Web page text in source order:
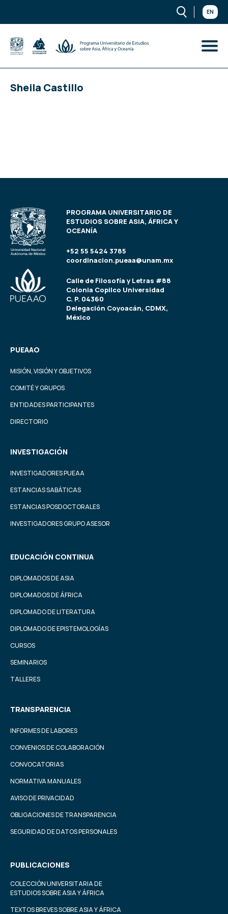
EN
Sheila Castillo
PROGRAMA UNIVERSITARIO DE
ESTUDIOS SOBRE ASIA, ÁFRICA Y
OCEANÍA
+52 55 5424 3785
coordinacion.pueaa@unam.mx
Calle de Filosofía y Letras #88
Colonia Copilco Universidad
C. P. 04360
Delegación Coyoacán, CDMX,
México
PUEAAO
MISIÓN, VISIÓN Y OBJETIVOS
COMITÉ Y GRUPOS
ENTIDADES PARTICIPANTES
DIRECTORIO
INVESTIGACIÓN
INVESTIGADORES PUEAA
ESTANCIAS SABÁTICAS
ESTANCIAS POSDOCTORALES
INVESTIGADORES GRUPO ASESOR
EDUCACIÓN CONTINUA
DIPLOMADOS DE ASIA
DIPLOMADOS DE ÁFRICA
DIPLOMADO DE LITERATURA
DIPLOMADO DE EPISTEMOLOGÍAS
CURSOS
SEMINARIOS
TALLERES
TRANSPARENCIA
INFORMES DE LABORES
CONVENIOS DE COLABORACIÓN
CONVOCATORIAS
NORMATIVA MANUALES
AVISO DE PRIVACIDAD
OBLIGACIONES DE TRANSPARENCIA
SEGURIDAD DE DATOS PERSONALES
PUBLICACIONES
COLECCIÓN UNIVERSITARIA DE
ESTUDIOS SOBRE ASIA Y ÁFRICA
TEXTOS BREVES SOBRE ASIA Y ÁFRICA